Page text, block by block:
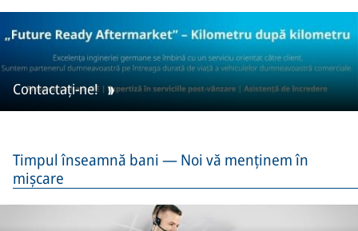
Contactați-ne!
Timpul înseamnă bani — Noi vă menținem în
mișcare